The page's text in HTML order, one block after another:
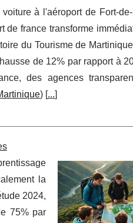
à l'aéroport de Fort-
de france transforme
du Tourisme de
de 12% par rapport à
des agences
) [...]
la
2024,
75% par